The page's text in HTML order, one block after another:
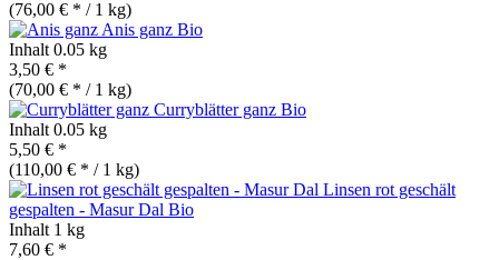
(76,00 € * / 1 kg)
Anis ganz Bio
Inhalt 0.05 kg
3,50 € *
(70,00 € * / 1 kg)
Curryblätter ganz Bio
Inhalt 0.05 kg
5,50 € *
(110,00 € * / 1 kg)
Linsen rot geschält
gespalten - Masur Dal Bio
Inhalt 1 kg
7,60 € *